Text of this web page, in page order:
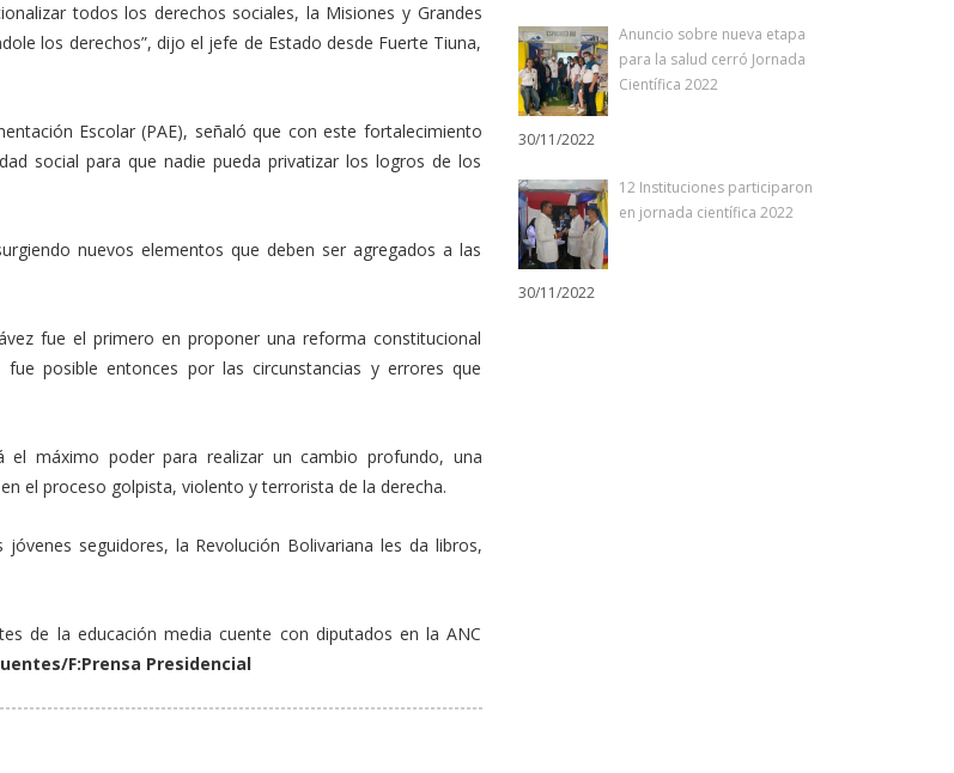
todos los derechos sociales, la Misiones y Grandes
los derechos”, dijo el jefe de Estado desde Fuerte Tiuna,
Escolar (PAE), señaló que con este fortalecimiento
social para que nadie pueda privatizar los logros de los
nuevos elementos que deben ser agregados a las
fue el primero en proponer una reforma constitucional
posible entonces por las circunstancias y errores que
máximo poder para realizar un cambio profundo, una
el proceso golpista, violento y terrorista de la derecha.
seguidores, la Revolución Bolivariana les da libros,
de la educación media cuente con diputados en la ANC
F:Prensa Presidencial
Anuncio sobre nueva etapa
para la salud cerró Jornada
Científica 2022
30/11/2022
12 Instituciones participaron
en jornada científica 2022
30/11/2022